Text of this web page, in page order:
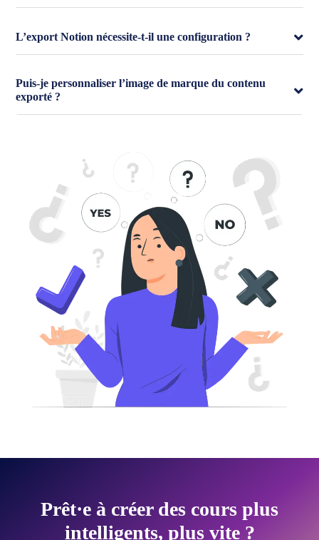
L’export Notion nécessite-t-il une configuration ?
Puis-je personnaliser l’image de marque du contenu
exporté ?
Prêt·e à créer des cours plus
intelligents, plus vite ?